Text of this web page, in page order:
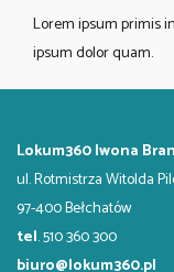
Lorem ipsum primis
ipsum dolor quam.
Lokum360 Iwona
ul. Rotmistrza Witolda
97-400 Bełchatów
tel. 510 360 300
biuro@lokum360.pl